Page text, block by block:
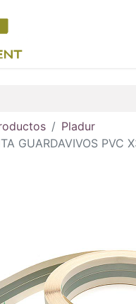
Pladur
GUARDAVIVOS PVC